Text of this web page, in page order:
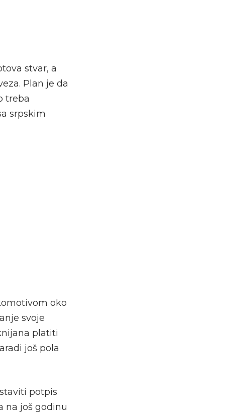
stvar, a
Plan je da
treba
srpskim
oko
svoje
platiti
još pola
potpis
na još godinu